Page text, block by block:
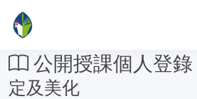
公開授課個人登錄
定及美化